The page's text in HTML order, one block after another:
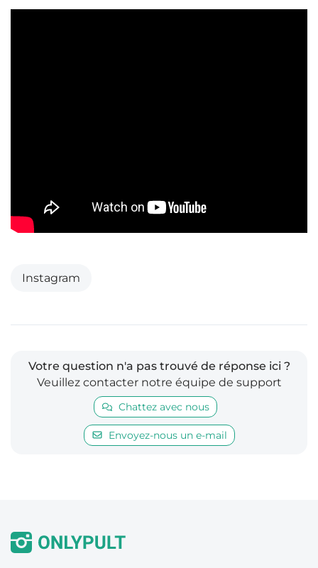
Instagram
Votre question n'a pas trouvé de réponse ici ?
Veuillez contacter notre équipe de support
Chattez avec nous
Envoyez-nous un e-mail